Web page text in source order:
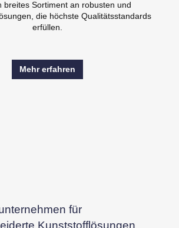
breites Sortiment an robusten und
die höchste Qualitätsstandards
erfüllen.
Mehr erfahren
für
Kunststofflösungen